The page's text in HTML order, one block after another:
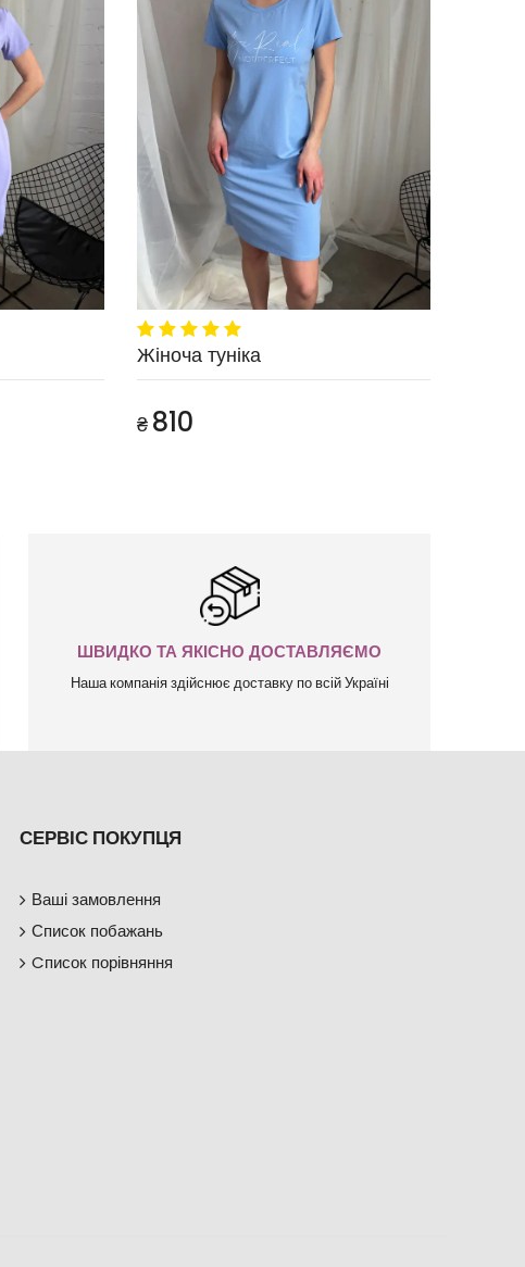
Жіноча туніка
₴ 810
ШВИДКО ТА ЯКІСНО ДОСТАВЛЯЄМО
Наша компанія здійснює доставку по всій Україні
СЕРВІС ПОКУПЦЯ
Ваші замовлення
Список побажань
Cписок порівняння